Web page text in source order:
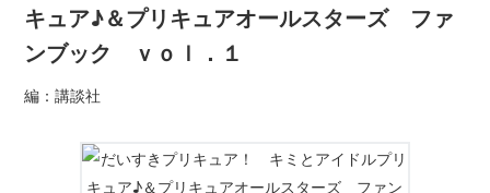
キュア♪＆プリキュアオールスターズ ファ
ンブック ｖｏｌ．１
編：講談社